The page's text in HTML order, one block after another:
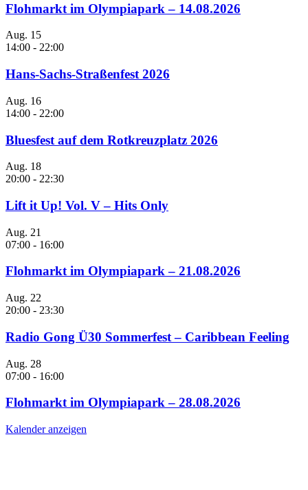
Flohmarkt im Olympiapark – 14.08.2026
Aug. 15
14:00 - 22:00
Hans-Sachs-Straßenfest 2026
Aug. 16
14:00 - 22:00
Bluesfest auf dem Rotkreuzplatz 2026
Aug. 18
20:00 - 22:30
Lift it Up! Vol. V – Hits Only
Aug. 21
07:00 - 16:00
Flohmarkt im Olympiapark – 21.08.2026
Aug. 22
20:00 - 23:30
Radio Gong Ü30 Sommerfest – Caribbean Feeling
Aug. 28
07:00 - 16:00
Flohmarkt im Olympiapark – 28.08.2026
Kalender anzeigen